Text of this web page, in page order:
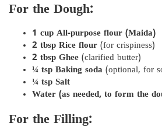
For the Dough:
1 cup All-purpose flour (Maida)
2 tbsp Rice flour (for crispiness)
2 tbsp Ghee (clarified butter)
¼ tsp Baking soda (optional, for
¼ tsp Salt
Water (as needed, to form the
For the Filling: